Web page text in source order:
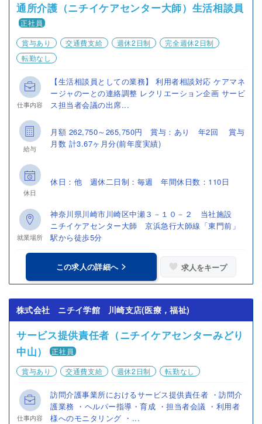
通所介護（ニチイケアセンター大師）生活相談員
正社員
賞与あり
交通費支給 週休2日制
完全週休2日制
転勤なし
仕事内容
【生活相談員としての業務】 利用者相談対応 ケアマネ
ージャのーとの連絡調整 レクリエーション企画 サービ
ス担当者会議の出席...
給与
月額 262,750～265,750円 賞与：あり 年2回 賞与
月数 計3.67ヶ月分(前年度実績)
休日
休日：他 週休二日制：毎週 年間休日数：110日
就業場所
神奈川県川崎市川崎区中瀬３－１０－２ 当社施設
ニチイケアセンター大師 京浜急行大師線「東門前」
駅から徒歩5分
この求人の詳細へ 求人をキープ
株式会社 ニチイ学館 川崎支店(医療，福祉)
サービス提供責任者（ニチイケアセンターみどり
中山）
正社員
賞与あり
交通費支給 週休2日制 転勤なし
仕事内容
訪問介護事業所におけるサービス提供責任者 ・訪問介
護業務 ・ヘルパー指導・育成 ・担当者会議 ・利用者
様へのモニタリング ・...